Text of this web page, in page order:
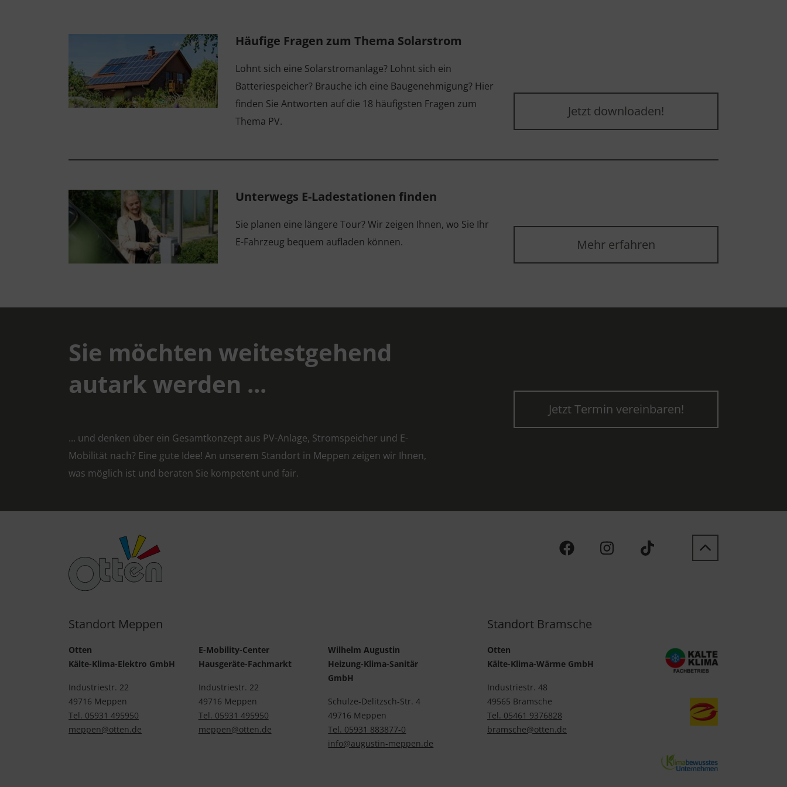
Häufige Fragen zum Thema Solarstrom
Lohnt sich eine Solarstromanlage? Lohnt sich ein
Batteriespeicher? Brauche ich eine Baugenehmigung? Hier
finden Sie Antworten auf die 18 häufigsten Fragen zum
Thema PV.
Jetzt downloaden!
Unterwegs E-Ladestationen finden
Sie planen eine längere Tour? Wir zeigen Ihnen, wo Sie Ihr
E-Fahrzeug bequem aufladen können.
Mehr erfahren
Sie möchten weitestgehend
autark werden ...
... und denken über ein Gesamtkonzept aus PV-Anlage, Stromspeicher und E-
Mobilität nach? Eine gute Idee! An unserem Standort in Meppen zeigen wir Ihnen,
was möglich ist und beraten Sie kompetent und fair.
Jetzt Termin vereinbaren!
Standort Meppen
Otten
Kälte-Klima-Elektro GmbH
Industriestr. 22
49716 Meppen
Tel. 05931 495950
meppen@otten.de
E-Mobility-Center
Hausgeräte-Fachmarkt
Industriestr. 22
49716 Meppen
Tel. 05931 495950
meppen@otten.de
Wilhelm Augustin
Heizung-Klima-Sanitär
GmbH
Schulze-Delitzsch-Str. 4
49716 Meppen
Tel. 05931 883877-0
info@augustin-meppen.de
Standort Bramsche
Otten
Kälte-Klima-Wärme GmbH
Industriestr. 48
49565 Bramsche
Tel. 05461 9376828
bramsche@otten.de